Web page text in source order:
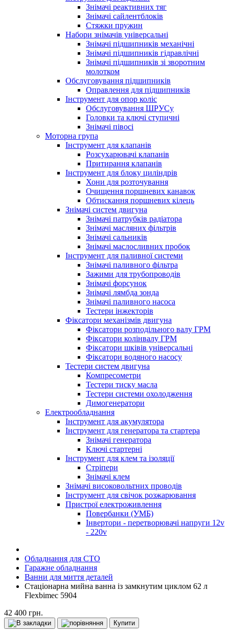
Знімачі реактивних тяг
Знімачі сайлентблоків
Стяжки пружин
Набори знімачів універсальні
Знімачі підшипників механічні
Знімачі підшипників гідравлічні
Знімачі підшипників зі зворотним
молотком
Обслуговування підшипників
Оправлення для підшипників
Інструмент для опор коліс
Обслуговування ШРУСу
Головки та ключі ступичні
Знімачі півосі
Моторна група
Інструмент для клапанів
Розсухарювачі клапанів
Притирання клапанів
Інструмент для блоку циліндрів
Хони для розточування
Очищення поршневих канавок
Обтискання поршневих кілець
Знімачі систем двигуна
Знімачі патрубків радіатора
Знімачі масляних фільтрів
Знімачі сальників
Знімачі маслосливних пробок
Інструмент для паливної системи
Знімачі паливного фільтра
Зажими для трубопроводів
Знімачі форсунок
Знімачі лямбда зонда
Знімачі паливного насоса
Тестери інжекторів
Фіксатори механізмів двигуна
Фіксатори розподільного валу ГРМ
Фіксатори колінвалу ГРМ
Фіксатори шківів універсальні
Фіксатори водяного насосу
Тестери систем двигуна
Компресометри
Тестери тиску масла
Тестери системи охолодження
Димогенератори
Електрообладнання
Інструмент для акумулятора
Інструмент для генератора та стартера
Знімачі генератора
Ключі стартерні
Інструмент для клем та ізоляції
Стріпери
Знімачі клем
Знімачі високовольтних проводів
Інструмент для свічок розжарювання
Пристрої електроживлення
Повербанки (УМБ)
Інвертори - перетворювачі напруги 12v
- 220v
Обладнання для СТО
Гаражне обладнання
Ванни для миття деталей
Стаціонарна мийна ванна із замкнутим циклом 62 л
Flexbimec 5904
42 400 грн.
Купити